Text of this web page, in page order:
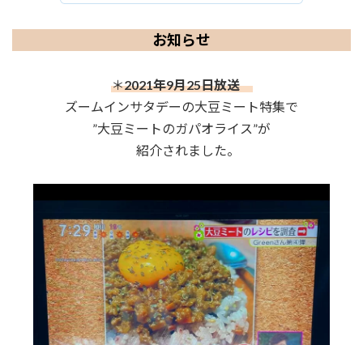
お知らせ
＊2021年9月25日放送
ズームインサタデーの大豆ミート特集で
”大豆ミートのガパオライス”が
紹介されました。